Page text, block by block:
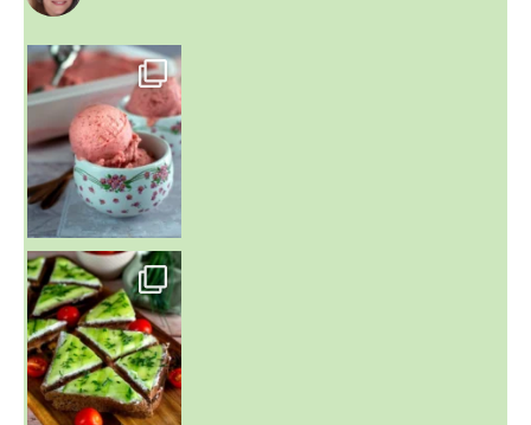
~ NICE CREAM À LA FRAISE ~
Presque un mois que